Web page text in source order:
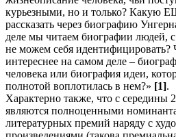
курьезными, но и только? Какую
рассказать через биографию
деле мы читаем биографии людей,
не можем себя идентифицировать?
интереснее на самом деле –
человека или биография идеи,
полнотой воплотилась в нем?» [1].
Характерно также, что с середины
являются полноценными
литературных премий наряду с